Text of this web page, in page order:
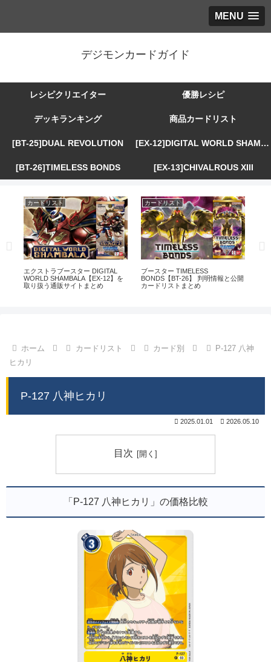
MENU
デジモンカードガイド
レシピクリエイター 優勝レシピ
デッキランキング 商品カードリスト
[BT-25]DUAL REVOLUTION [EX-12]DIGITAL WORLD SHAMBALA
[BT-26]TIMELESS BONDS [EX-13]CHIVALROUS XIII
カードリスト
エクストラブースター DIGITAL
WORLD SHAMBALA【EX-12】を
取り扱う通販サイトまとめ
カードリスト
ブースター TIMELESS
BONDS【BT-26】 判明情報と公開
カードリストまとめ
ホーム カードリスト カード別
P-127 八神
ヒカリ
P-127 八神ヒカリ
2025.01.01 2026.05.10
目次
「P-127 八神ヒカリ」の価格比較